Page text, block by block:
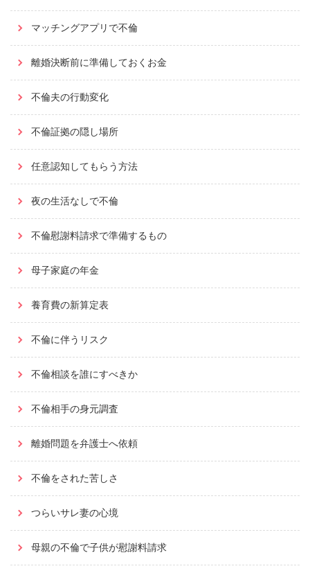
マッチングアプリで不倫
離婚決断前に準備しておくお金
不倫夫の行動変化
不倫証拠の隠し場所
任意認知してもらう方法
夜の生活なしで不倫
不倫慰謝料請求で準備するもの
母子家庭の年金
養育費の新算定表
不倫に伴うリスク
不倫相談を誰にすべきか
不倫相手の身元調査
離婚問題を弁護士へ依頼
不倫をされた苦しさ
つらいサレ妻の心境
母親の不倫で子供が慰謝料請求